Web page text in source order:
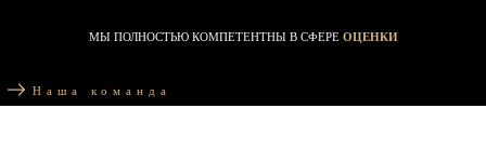
МЫ ПОЛНОСТЬЮ КОМПЕТЕНТНЫ В СФЕРЕ ОЦЕНКИ
Наша команда